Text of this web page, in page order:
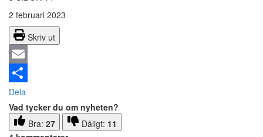
2 februari 2023
Skriv ut
Email
Dela
Vad tycker du om nyheten?
Bra: 27 Dåligt: 11